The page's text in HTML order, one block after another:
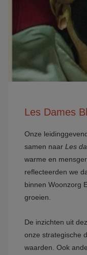
Les Dames
Onze
samen naar Les
warme en
reflecteerden we
binnen Woonzorg
groeien.
De inzichten uit
onze strategische
waarden. Ook